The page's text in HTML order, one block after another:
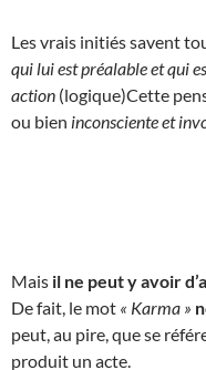
Les vrais initiés savent
qui lui est préalable et qui
action (logique)Cette
ou bien inconsciente et
Mais il ne peut y avoir
De fait, le mot « Karma »
peut, au pire, que se
produit un acte.